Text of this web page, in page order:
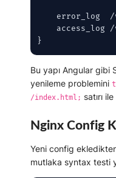
error_log
access_log
}
Bu yapı Angular gibi
yenileme problemini
/index.html; satırı
Nginx Config
Yeni config
mutlaka syntax testi